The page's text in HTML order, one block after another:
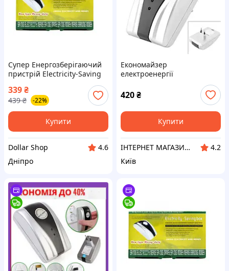
Супер Енергозберігаючий
пристрій Electricity-Saving
339₴
439 ₴ -22%
Купити
Dollar Shop
4.6
Дніпро
Економайзер
електроенергії
енергозберігаючий
пристрій 90-250 В для дому
та офісу
420₴
Купити
ІНТЕРНЕТ МАГАЗИН - TNC
4.2
Київ